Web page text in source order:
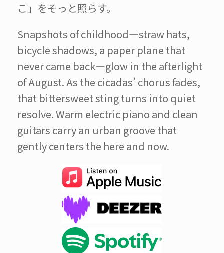
こ」をそっと照らす。
Snapshots of childhood—straw hats,
bicycle shadows, a paper plane that
never came back—glow in the afterlight
of August. As the cicadas’ chorus fades,
that bittersweet sting turns into quiet
resolve. Warm electric piano and clean
guitars carry an urban groove that
gently centers the here and now.